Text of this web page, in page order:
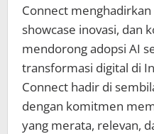
Connect
showcase inovasi, dan
mendorong adopsi AI
transformasi digital di
Connect hadir di
dengan komitmen
yang merata, relevan,